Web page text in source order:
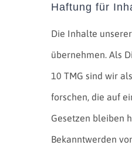
Haftung für
Die Inhalte
übernehmen. Als
10 TMG sind wir
forschen, die auf
Gesetzen bleiben
Bekanntwerden